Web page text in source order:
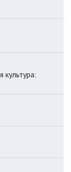
культура: